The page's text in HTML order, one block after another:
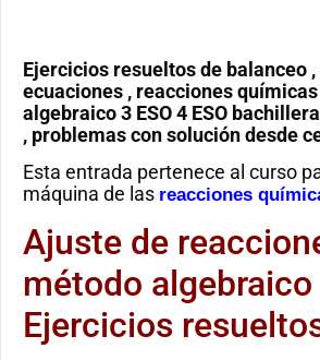
Ejercicios resueltos de balanceo
ecuaciones , reacciones
algebraico 3 ESO 4 ESO
, problemas con solución desde
Esta entrada pertenece al curso
máquina de las reacciones
Ajuste de
método algebraico
Ejercicios